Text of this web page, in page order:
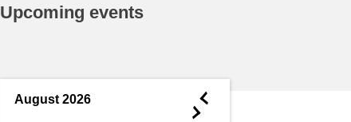
харчування, здоров'я та
знаннями
Upcoming events
August 2026 ◄
►